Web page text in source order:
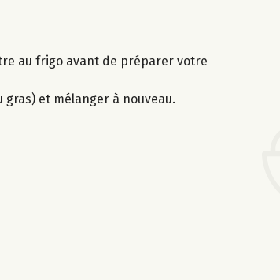
au frigo avant de préparer votre
et mélanger à nouveau.